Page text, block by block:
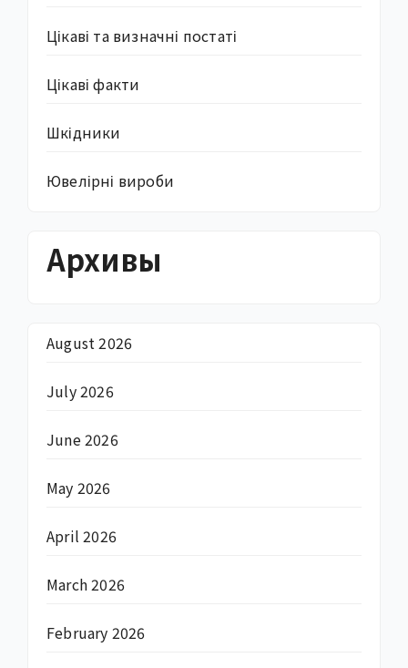
Цікаві та визначні постаті
Цікаві факти
Шкідники
Ювелірні вироби
Архивы
August 2026
July 2026
June 2026
May 2026
April 2026
March 2026
February 2026